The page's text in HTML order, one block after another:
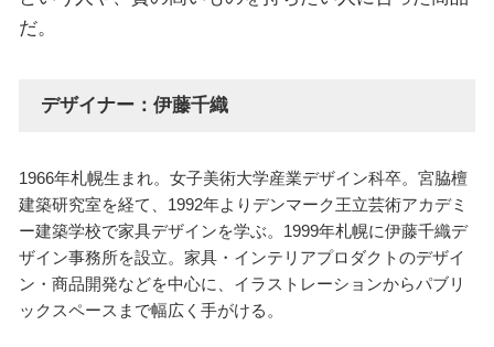
だ。
デザイナー：伊藤千織
1966年札幌生まれ。女子美術大学産業デザイン科卒。宮脇檀
建築研究室を経て、1992年よりデンマーク王立芸術アカデミ
ー建築学校で家具デザインを学ぶ。1999年札幌に伊藤千織デ
ザイン事務所を設立。家具・インテリアプロダクトのデザイ
ン・商品開発などを中心に、イラストレーションからパブリ
ックスペースまで幅広く手がける。